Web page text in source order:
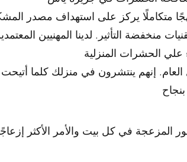
متكاملًا يركز على استهداف مصدر
التأثير. لدينا المهنيين
إنهم ينتشرون في منزلك كلما
في كل بيت والأمر الأكثر إزعاجًا